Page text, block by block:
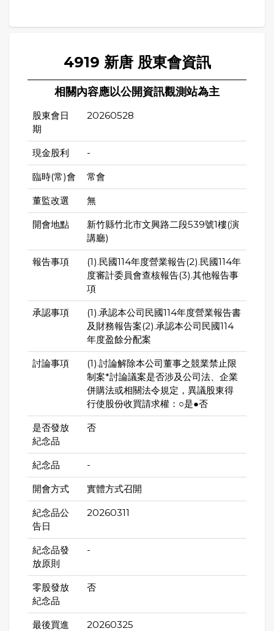
4919 新唐 股東會資訊
相關內容應以公開資訊觀測站為主
股東會日
期
20260528
現金股利 -
臨時(常)會 常會
董監改選 無
開會地點
新竹縣竹北市文興路二段539號1樓(演
講廳)
報告事項
(1).民國114年度營業報告(2).民國114年
度審計委員會查核報告(3).其他報告事
項
承認事項
(1).承認本公司民國114年度營業報告書
及財務報告案(2).承認本公司民國114
年度盈餘分配案
討論事項
(1).討論解除本公司董事之競業禁止限
制案*討論議案是否涉及公司法、企業
併購法或相關法令規定，異議股東得
行使股份收買請求權：○是●否
是否發放
紀念品
否
紀念品 -
開會方式 實體方式召開
紀念品公
告日
20260311
紀念品發
放原則
-
零股發放
紀念品
否
最後買進
20260325